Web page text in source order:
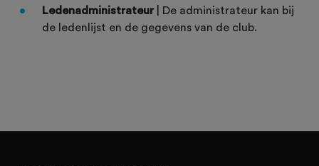
Ledenadministrateur
| De administrateur kan bij
de ledenlijst en de gegevens van de club.